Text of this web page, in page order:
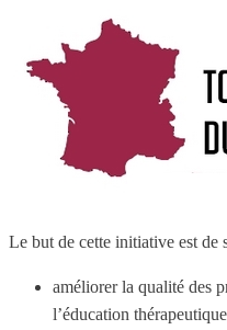
Le but de cette initiative est de
améliorer la qualité des
l’éducation